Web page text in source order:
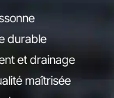
durable
et drainage
maîtrisée